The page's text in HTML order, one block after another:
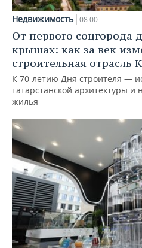
Недвижимость 08:00
От первого соцгорода
крышах: как за век
строительная отрасль
К 70-летию Дня строителя —
татарстанской архитектуры и
жилья